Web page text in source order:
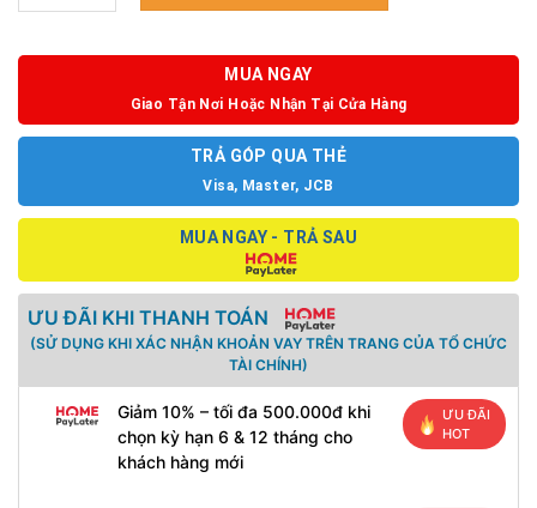
MUA NGAY
Giao Tận Nơi Hoặc Nhận Tại Cửa Hàng
TRẢ GÓP QUA THẺ
Visa, Master, JCB
MUA NGAY - TRẢ SAU
ƯU ĐÃI KHI THANH TOÁN
(SỬ DỤNG KHI XÁC NHẬN KHOẢN VAY TRÊN TRANG CỦA TỔ CHỨC
TÀI CHÍNH)
Giảm 10% – tối đa 500.000đ khi
chọn kỳ hạn 6 & 12 tháng cho
khách hàng mới
ƯU ĐÃI
HOT